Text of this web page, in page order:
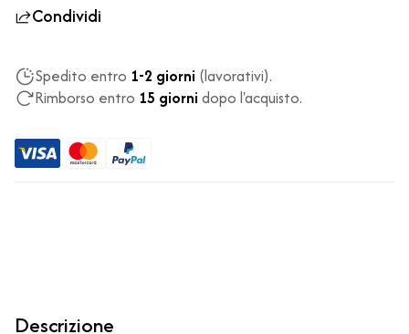
Condividi
Spedito entro 1-2 giorni (lavorativi).
Rimborso entro 15 giorni dopo l'acquisto.
Descrizione